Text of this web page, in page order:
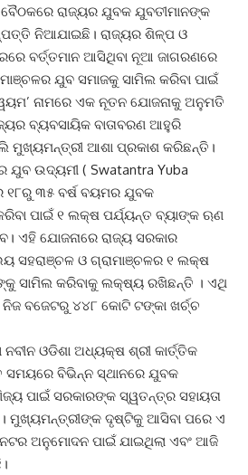
ରାଜ୍ୟର ଯୁବକ ଯୁବତୀମାନଙ୍କ
ନିଆଯାଇଛି। ରାଜ୍ୟର ଶିଳ୍ପ ଓ
ବର୍ତ୍ତମାନ ଆସିଥିବା ନୂଆ ଜାଗରଣରେ
ଯୁବ ସମାଜକୁ ସାମିଲ କରିବା ପାଇଁ
ନାମରେ ଏକ ନୂତନ ଯୋଜନାକୁ ଅନୁମତି
ବ୍ୟବସାୟିକ ବାତାବରଣ ଆହୁରି
ମୁଖ୍ୟମନ୍ତ୍ରୀ ଆଶା ପ୍ରକାଶ କରିଛନ୍ତି।
ଯୁବ ଉଦ୍ୟମୀ ( Swatantra Yuba
୧୮ରୁ ୩୫ ବର୍ଷ ବୟମର ଯୁବକ
ପାଇଁ ୧ ଲକ୍ଷ ପର୍ଯ୍ୟନ୍ତ ବ୍ୟାଙ୍କ ଋଣ
ଏହି ଯୋଜନାରେ ରାଜ୍ୟ ସରକାର
ସହରାଞ୍ଚଳ ଓ ଗ୍ରାମାଞ୍ଚଳର ୧ ଲକ୍ଷ
ସାମିଲ କରିବାକୁ ଲକ୍ଷ୍ୟ ରଖିଛନ୍ତି । ଏଥି
ନିଜ ବଜେଟରୁ ୪୪୮ କୋଟି ଟଙ୍କା ଖର୍ଚ୍ଚ
ଓଡିଶା ଅଧ୍ୟକ୍ଷ ଶ୍ରୀ କାର୍ତ୍ତିକ
ବିଭିନ୍ନ ସ୍ଥାନରେ ଯୁବକ
ପାଇଁ ସରକାରଙ୍କ ସ୍ୱତନ୍ତ୍ର ସହାୟତା
ମୁଖ୍ୟମନ୍ତ୍ରୀଙ୍କ ଦୃଷ୍ଟିକୁ ଆସିବା ପରେ ଏ
ଅନୁମୋଦନ ପାଇଁ ଯାଇଥିଲା ଏବଂ ଆଜି